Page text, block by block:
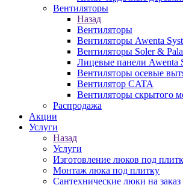
Вентиляторы
Назад
Вентиляторы
Вентиляторы Awenta
Вентиляторы Soler &
Лицевые панели Awenta
Вентиляторы осевые
Вентилятор CATA
Вентиляторы скрытого
Распродажа
Акции
Услуги
Назад
Услуги
Изготовление люков под
Монтаж люка под плитку
Сантехнические люки на заказ